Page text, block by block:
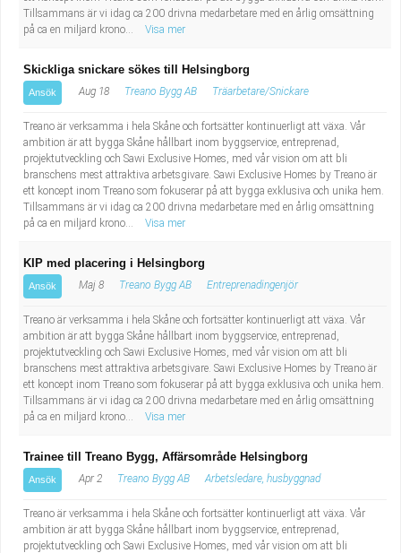
Socialt arbete
Säkerhetsarbete
Tekniskt arbete
Transport
Fastighetsskötare
Informatör/Kommunikatör
Brevbärare
Sjuksköterska, grundutbildad
Kock, storhushåll
Bibliotekarie
Administrativ assistent
Lärare i gymnasiet
Tillsammans är vi idag ca 200 drivna medarbetare med en årlig omsättning
på ca en miljard krono...
Visa mer
Skickliga snickare sökes till Helsingborg
Ansök Aug 18 Treano Bygg AB Träarbetare/Snickare
Treano är verksamma i hela Skåne och fortsätter kontinuerligt att växa. Vår
ambition är att bygga Skåne hållbart inom byggservice, entreprenad,
projektutveckling och Sawi Exclusive Homes, med vår vision om att bli
branschens mest attraktiva arbetsgivare. Sawi Exclusive Homes by Treano är
ett koncept inom Treano som fokuserar på att bygga exklusiva och unika hem.
Tillsammans är vi idag ca 200 drivna medarbetare med en årlig omsättning
på ca en miljard krono...
Visa mer
KIP med placering i Helsingborg
Ansök Maj 8 Treano Bygg AB Entreprenadingenjör
Treano är verksamma i hela Skåne och fortsätter kontinuerligt att växa. Vår
ambition är att bygga Skåne hållbart inom byggservice, entreprenad,
projektutveckling och Sawi Exclusive Homes, med vår vision om att bli
branschens mest attraktiva arbetsgivare. Sawi Exclusive Homes by Treano är
ett koncept inom Treano som fokuserar på att bygga exklusiva och unika hem.
Tillsammans är vi idag ca 200 drivna medarbetare med en årlig omsättning
på ca en miljard krono...
Visa mer
Trainee till Treano Bygg, Affärsområde Helsingborg
Ansök Apr 2 Treano Bygg AB Arbetsledare, husbyggnad
Treano är verksamma i hela Skåne och fortsätter kontinuerligt att växa. Vår
ambition är att bygga Skåne hållbart inom byggservice, entreprenad,
projektutveckling och Sawi Exclusive Homes, med vår vision om att bli